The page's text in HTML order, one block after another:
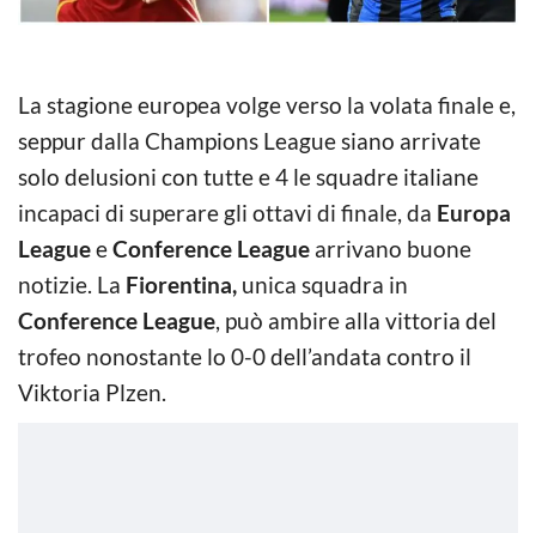
La stagione europea volge verso la volata finale e,
seppur dalla Champions League siano arrivate
solo delusioni con tutte e 4 le squadre italiane
incapaci di superare gli ottavi di finale, da Europa
LeagueeConference League arrivano buone
notizie. La Fiorentina, unica squadra in
Conference League, può ambire alla vittoria del
trofeo nonostante lo 0-0 dell’andata contro il
Viktoria Plzen.